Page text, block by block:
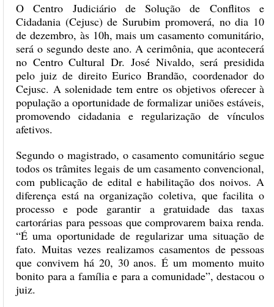
O Centro Judiciário de Solução de Conflitos e
Cidadania (Cejusc) de Surubim promoverá, no dia 10
de dezembro, às 10h, mais um casamento comunitário,
será o segundo deste ano. A cerimônia, que acontecerá
no Centro Cultural Dr. José Nivaldo, será presidida
pelo juiz de direito Eurico Brandão, coordenador do
Cejusc. A solenidade tem entre os objetivos oferecer à
população a oportunidade de formalizar uniões estáveis,
promovendo cidadania e regularização de vínculos
afetivos.
Segundo o magistrado, o casamento comunitário segue
todos os trâmites legais de um casamento convencional,
com publicação de edital e habilitação dos noivos. A
diferença está na organização coletiva, que facilita o
processo e pode garantir a gratuidade das taxas
cartorárias para pessoas que comprovarem baixa renda.
“É uma oportunidade de regularizar uma situação de
fato. Muitas vezes realizamos casamentos de pessoas
que convivem há 20, 30 anos. É um momento muito
bonito para a família e para a comunidade”, destacou o
juiz.